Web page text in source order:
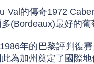
Val的傳奇1972
(Bordeaux)最好的葡
年的巴黎評判復
為加州奠定了國際地